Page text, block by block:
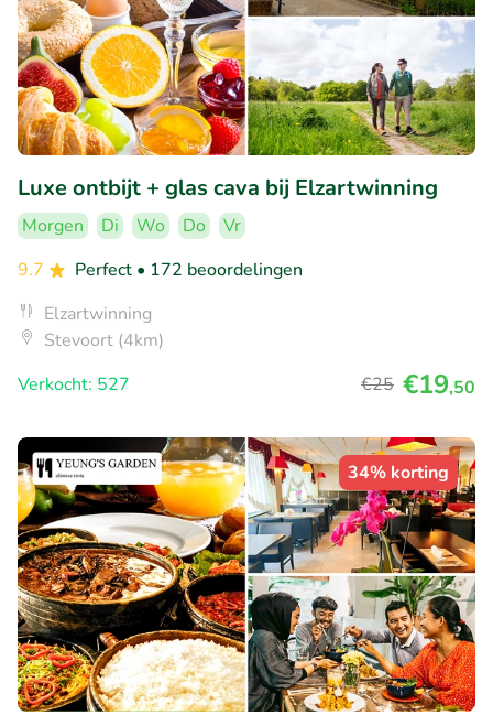
Luxe ontbijt + glas cava bij Elzartwinning
Morgen Di Wo Do
Vr
9.7
Perfect • 172 beoordelingen
Elzartwinning
Stevoort (4km)
Verkocht: 527
€25 €19,50
34% korting